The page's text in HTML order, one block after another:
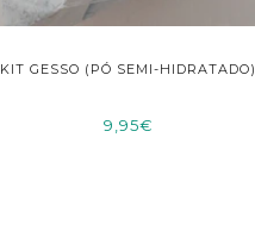
KIT GESSO (PÓ SEMI-HIDRATADO)
9,95€